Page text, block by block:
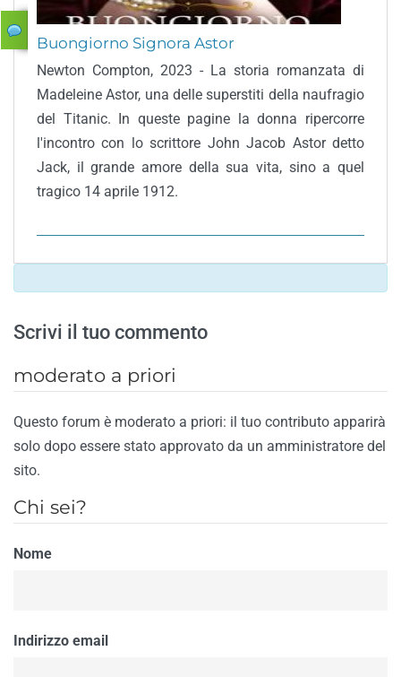
Buongiorno Signora Astor
Newton Compton, 2023 - La storia romanzata di
Madeleine Astor, una delle superstiti della naufragio
del Titanic. In queste pagine la donna ripercorre
l'incontro con lo scrittore John Jacob Astor detto
Jack, il grande amore della sua vita, sino a quel
tragico 14 aprile 1912.
Scrivi il tuo commento
moderato a priori
Questo forum è moderato a priori: il tuo contributo apparirà
solo dopo essere stato approvato da un amministratore del
sito.
Chi sei?
Nome
Indirizzo email